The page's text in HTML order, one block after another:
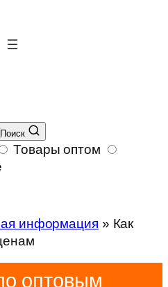
Поиск
Товары оптом
информация » Как
оптовым